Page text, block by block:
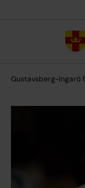
Gustavsberg-Ingarö